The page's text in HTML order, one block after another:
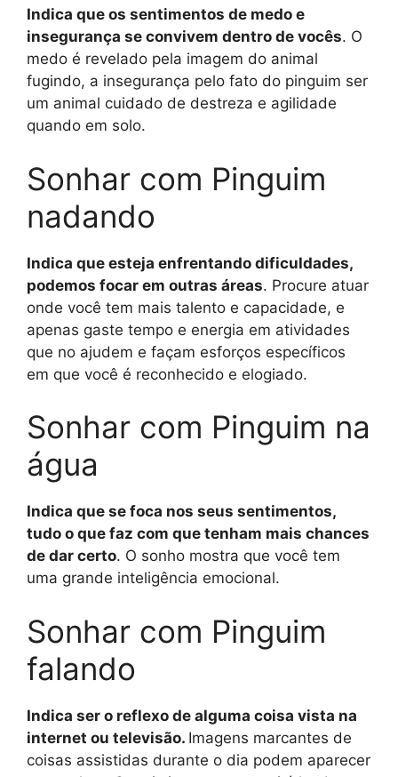
Indica que os sentimentos de medo e
insegurança se convivem dentro de vocês. O
medo é revelado pela imagem do animal
fugindo, a insegurança pelo fato do pinguim ser
um animal cuidado de destreza e agilidade
quando em solo.
Sonhar com Pinguim
nadando
Indica que esteja enfrentando dificuldades,
podemos focar em outras áreas. Procure atuar
onde você tem mais talento e capacidade, e
apenas gaste tempo e energia em atividades
que no ajudem e façam esforços específicos
em que você é reconhecido e elogiado.
Sonhar com Pinguim na
água
Indica que se foca nos seus sentimentos,
tudo o que faz com que tenham mais chances
de dar certo. O sonho mostra que você tem
uma grande inteligência emocional.
Sonhar com Pinguim
falando
Indica ser o reflexo de alguma coisa vista na
internet ou televisão. Imagens marcantes de
coisas assistidas durante o dia podem aparecer